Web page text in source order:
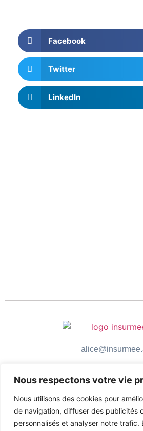
Nous respectons votre vie
Nous utilisons des cookies pour
de navigation, diffuser des publicités
personnalisés et analyser notre trafic.
Facebook
Twitter
LinkedIn